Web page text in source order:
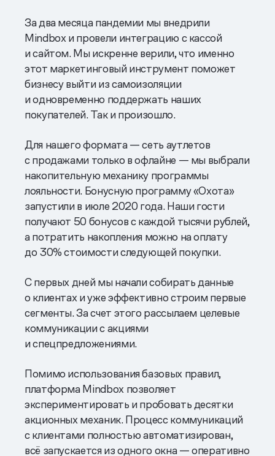
За два месяца пандемии мы внедрили
Mindbox и провели интеграцию с кассой
и сайтом. Мы искренне верили, что именно
этот маркетинговый инструмент поможет
бизнесу выйти из самоизоляции
и одновременно поддержать наших
покупателей. Так и произошло.
Для нашего формата — сеть аутлетов
с продажами только в офлайне — мы выбрали
накопительную механику программы
лояльности. Бонусную программу «Охота»
запустили в июле 2020 года. Наши гости
получают 50 бонусов с каждой тысячи рублей,
а потратить накопления можно на оплату
до 30% стоимости следующей покупки.
C первых дней мы начали собирать данные
о клиентах и уже эффективно строим первые
сегменты. За счет этого рассылаем целевые
коммуникации с акциями
и спецпредложениями.
Помимо использования базовых правил,
платформа Mindbox позволяет
экспериментировать и пробовать десятки
акционных механик. Процесс коммуникаций
с клиентами полностью автоматизирован,
всё запускается из одного окна — оперативно